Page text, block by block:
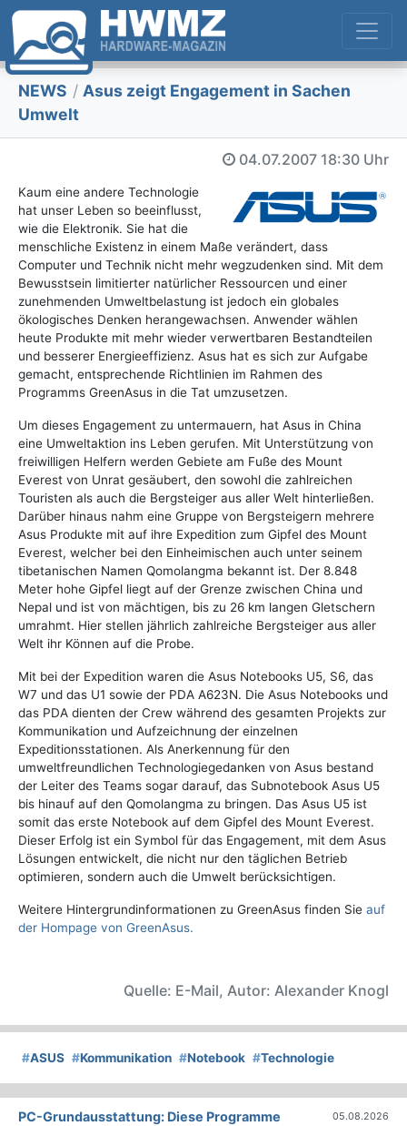
NEWS / Asus zeigt Engagement in Sachen
Umwelt
04.07.2007 18:30 Uhr
Kaum eine andere Technologie
hat unser Leben so beeinflusst,
wie die Elektronik. Sie hat die
menschliche Existenz in einem Maße verändert, dass
Computer und Technik nicht mehr wegzudenken sind. Mit dem
Bewusstsein limitierter natürlicher Ressourcen und einer
zunehmenden Umweltbelastung ist jedoch ein globales
ökologisches Denken herangewachsen. Anwender wählen
heute Produkte mit mehr wieder verwertbaren Bestandteilen
und besserer Energieeffizienz. Asus hat es sich zur Aufgabe
gemacht, entsprechende Richtlinien im Rahmen des
Programms GreenAsus in die Tat umzusetzen.
Um dieses Engagement zu untermauern, hat Asus in China
eine Umweltaktion ins Leben gerufen. Mit Unterstützung von
freiwilligen Helfern werden Gebiete am Fuße des Mount
Everest von Unrat gesäubert, den sowohl die zahlreichen
Touristen als auch die Bergsteiger aus aller Welt hinterließen.
Darüber hinaus nahm eine Gruppe von Bergsteigern mehrere
Asus Produkte mit auf ihre Expedition zum Gipfel des Mount
Everest, welcher bei den Einheimischen auch unter seinem
tibetanischen Namen Qomolangma bekannt ist. Der 8.848
Meter hohe Gipfel liegt auf der Grenze zwischen China und
Nepal und ist von mächtigen, bis zu 26 km langen Gletschern
umrahmt. Hier stellen jährlich zahlreiche Bergsteiger aus aller
Welt ihr Können auf die Probe.
Mit bei der Expedition waren die Asus Notebooks U5, S6, das
W7 und das U1 sowie der PDA A623N. Die Asus Notebooks und
das PDA dienten der Crew während des gesamten Projekts zur
Kommunikation und Aufzeichnung der einzelnen
Expeditionsstationen. Als Anerkennung für den
umweltfreundlichen Technologiegedanken von Asus bestand
der Leiter des Teams sogar darauf, das Subnotebook Asus U5
bis hinauf auf den Qomolangma zu bringen. Das Asus U5 ist
somit das erste Notebook auf dem Gipfel des Mount Everest.
Dieser Erfolg ist ein Symbol für das Engagement, mit dem Asus
Lösungen entwickelt, die nicht nur den täglichen Betrieb
optimieren, sondern auch die Umwelt berücksichtigen.
Weitere Hintergrundinformationen zu GreenAsus finden Sie auf
der Hompage von GreenAsus.
Quelle: E-Mail, Autor: Alexander Knogl
#ASUS #Kommunikation #Notebook #Technologie
PC-Grundausstattung: Diese Programme
05.08.2026